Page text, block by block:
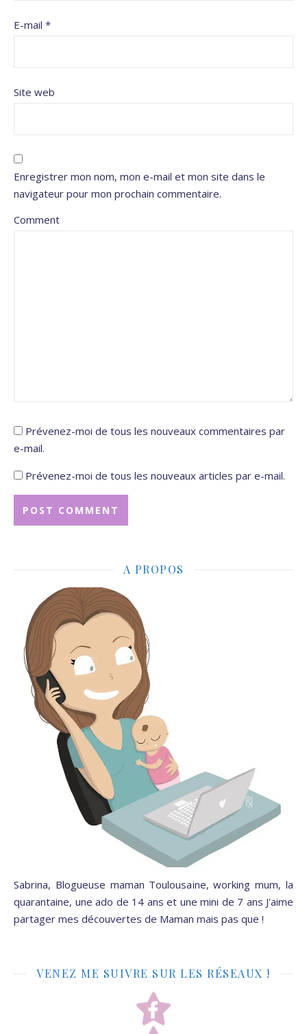
E-mail *
Site web
Enregistrer mon nom, mon e-mail et mon site dans le
navigateur pour mon prochain commentaire.
Comment
Prévenez-moi de tous les nouveaux commentaires par
e-mail.
Prévenez-moi de tous les nouveaux articles par e-mail.
A PROPOS
Sabrina, Blogueuse maman Toulousaine, working mum, la
quarantaine, une ado de 14 ans et une mini de 7 ans J'aime
partager mes découvertes de Maman mais pas que !
VENEZ ME SUIVRE SUR LES RÉSEAUX !